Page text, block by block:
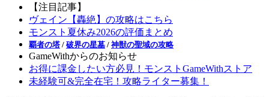
【注目記事】
ヴェイン【轟絶】の攻略はこちら
モンスト夏休み2026の評価まとめ
覇者の塔 / 破界の星墓 / 神獣の聖域の攻略
GameWithからのお知らせ
お得に課金したい方必見！モンストGameWithストア
未経験可&完全在宅！攻略ライター募集！